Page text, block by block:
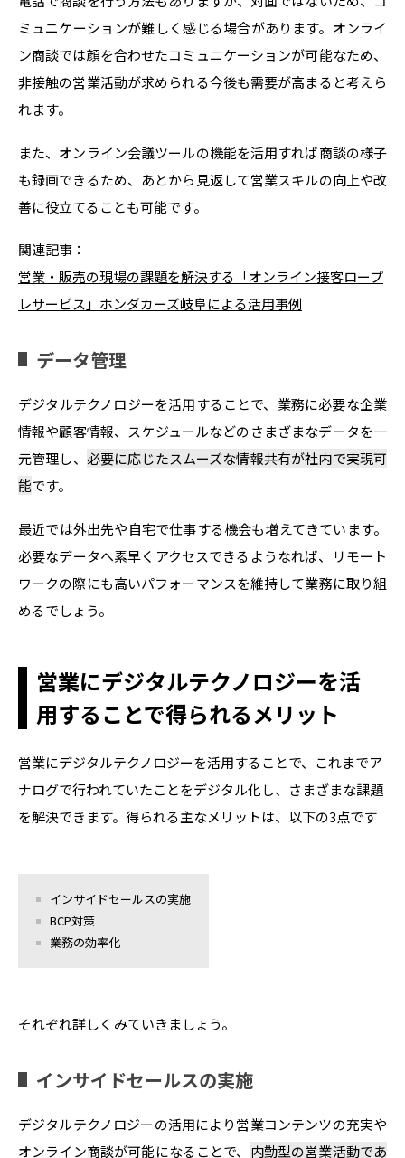
ミュニケーションが難しく感じる場合があります。オンライ
ン商談では顔を合わせたコミュニケーションが可能なため、
非接触の営業活動が求められる今後も需要が高まると考えら
れます。
また、オンライン会議ツールの機能を活用すれば商談の様子
も録画できるため、あとから見返して営業スキルの向上や改
善に役立てることも可能です。
関連記事：
営業・販売の現場の課題を解決する「オンライン接客ロープ
レサービス」ホンダカーズ岐阜による活用事例
データ管理
デジタルテクノロジーを活用することで、業務に必要な企業
情報や顧客情報、スケジュールなどのさまざまなデータを一
元管理し、 必要に応じたスムーズな情報共有が社内で実現可
能です。
最近では外出先や自宅で仕事する機会も増えてきています。
必要なデータへ素早くアクセスできるようなれば、リモート
ワークの際にも高いパフォーマンスを維持して業務に取り組
めるでしょう。
営業にデジタルテクノロジーを活
用することで得られるメリット
営業にデジタルテクノロジーを活用することで、これまでア
ナログで行われていたことをデジタル化し、さまざまな課題
を解決できます。得られる主なメリットは、以下の3点です
インサイドセールスの実施
BCP対策
業務の効率化
それぞれ詳しくみていきましょう。
インサイドセールスの実施
デジタルテクノロジーの活用により営業コンテンツの充実や
オンライン商談が可能になることで、 内勤型の営業活動であ